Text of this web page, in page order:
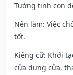
Tướng tinh con
Nên làm: Việc
tốt.
Kiêng cữ: Khởi
cửa dựng cửa,